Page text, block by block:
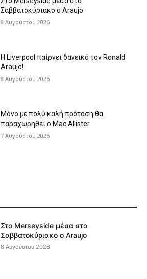
Σαββατοκύριακο ο Araujo
8 Αυγούστου 2026
Η Liverpool παίρνει δανεικό τον Ronald
Araujo!
8 Αυγούστου 2026
Μόνο με πολύ καλή πρόταση θα
παραχωρηθεί ο Mac Allister
7 Αυγούστου 2026
Στο Merseyside μέσα στο
Σαββατοκύριακο ο Araujo
8 Αυγούστου 2026